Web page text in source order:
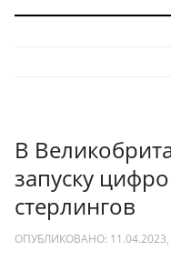
В
запуску
стерлингов
ОПУБЛИКОВАНО: 11.04.2023,